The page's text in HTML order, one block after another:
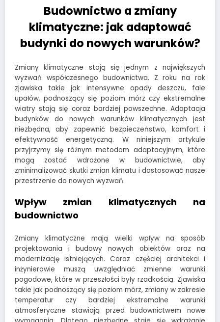
Budownictwo a zmiany
klimatyczne: jak adaptować
budynki do nowych warunków?
Zmiany klimatyczne stają się jednym z największych
wyzwań współczesnego budownictwa. Z roku na rok
zjawiska takie jak intensywne opady deszczu, fale
upałów, podnoszący się poziom mórz czy ekstremalne
wiatry stają się coraz bardziej powszechne. Adaptacja
budynków do nowych warunków klimatycznych jest
niezbędna, aby zapewnić bezpieczeństwo, komfort i
efektywność energetyczną. W niniejszym artykule
przyjrzymy się różnym metodom adaptacyjnym, które
mogą zostać wdrożone w budownictwie, aby
zminimalizować skutki zmian klimatu i dostosować nasze
przestrzenie do nowych wyzwań.
Wpływ zmian klimatycznych na
budownictwo
Zmiany klimatyczne mają wielki wpływ na sposób
projektowania i budowy nowych obiektów oraz na
modernizację istniejących. Coraz częściej architekci i
inżynierowie muszą uwzględniać zmienne warunki
pogodowe, które w przeszłości były rzadkością. Zjawiska
takie jak podnoszący się poziom mórz, zmiany w zakresie
temperatur czy bardziej ekstremalne warunki
atmosferyczne stawiają przed budownictwem nowe